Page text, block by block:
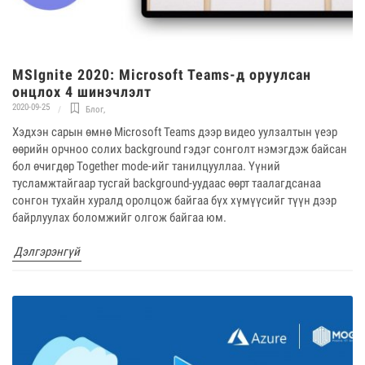
MSIgnite 2020: Microsoft Teams-д оруулсан
онцлох 4 шинэчлэлт
2020-09-25 Блог,
Хэдхэн сарын өмнө Microsoft Teams дээр видео уулзалтын үеэр
өөрийн орчноо солих background гэдэг сонголт нэмэгдэж байсан
бол өчигдөр Together mode-ийг танилцууллаа. Үүний
тусламжтайгаар тусгай background-уудаас өөрт таалагдсанаа
сонгон тухайн хуралд оролцож байгаа бүх хүмүүсийг түүн дээр
байрлуулах боломжийг олгож байгаа юм.
Дэлгэрэнгүй